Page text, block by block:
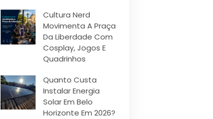
Cultura Nerd
Movimenta A Praça
Da Liberdade Com
Cosplay, Jogos E
Quadrinhos
Quanto Custa
Instalar Energia
Solar Em Belo
Horizonte Em 2026?